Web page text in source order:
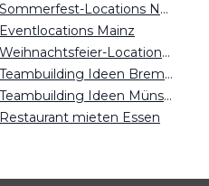
Sommerfest-Locations Nürnberg
Eventlocations Mainz
Weihnachtsfeier-Locations Nürnberg
Teambuilding Ideen Bremen
Teambuilding Ideen Münster
Restaurant mieten Essen